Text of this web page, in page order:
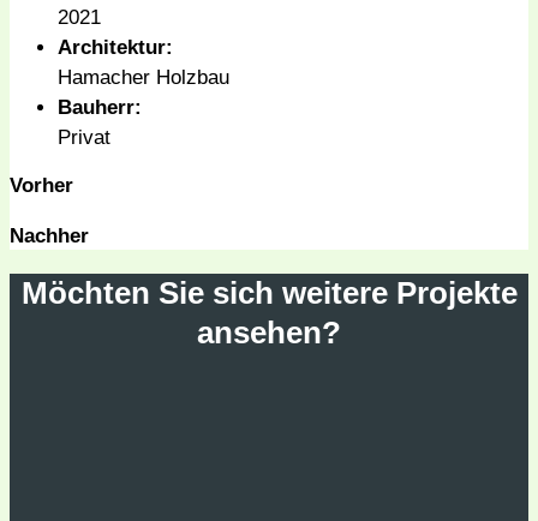
2021
Architektur:
Hamacher Holzbau
Bauherr:
Privat
Vorher
Nachher
Möchten Sie sich weitere Projekte
ansehen?